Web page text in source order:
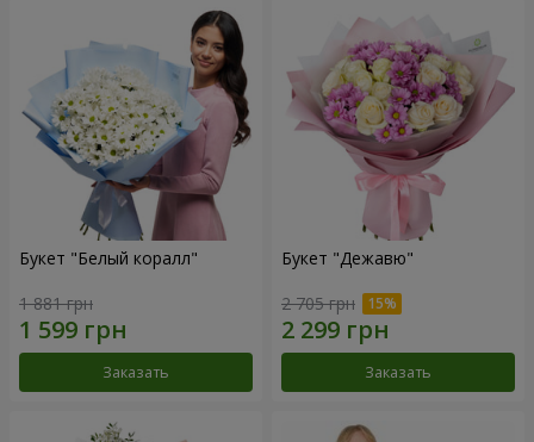
Букет "Белый коралл"
1 881 грн
Заказать
Букет "Дежавю"
2 705 грн
Заказать